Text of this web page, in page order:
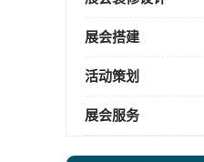
展会搭建
活动策划
展会服务